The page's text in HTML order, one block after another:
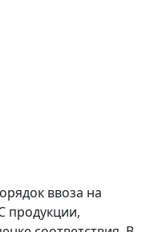
ввоза на
продукции,